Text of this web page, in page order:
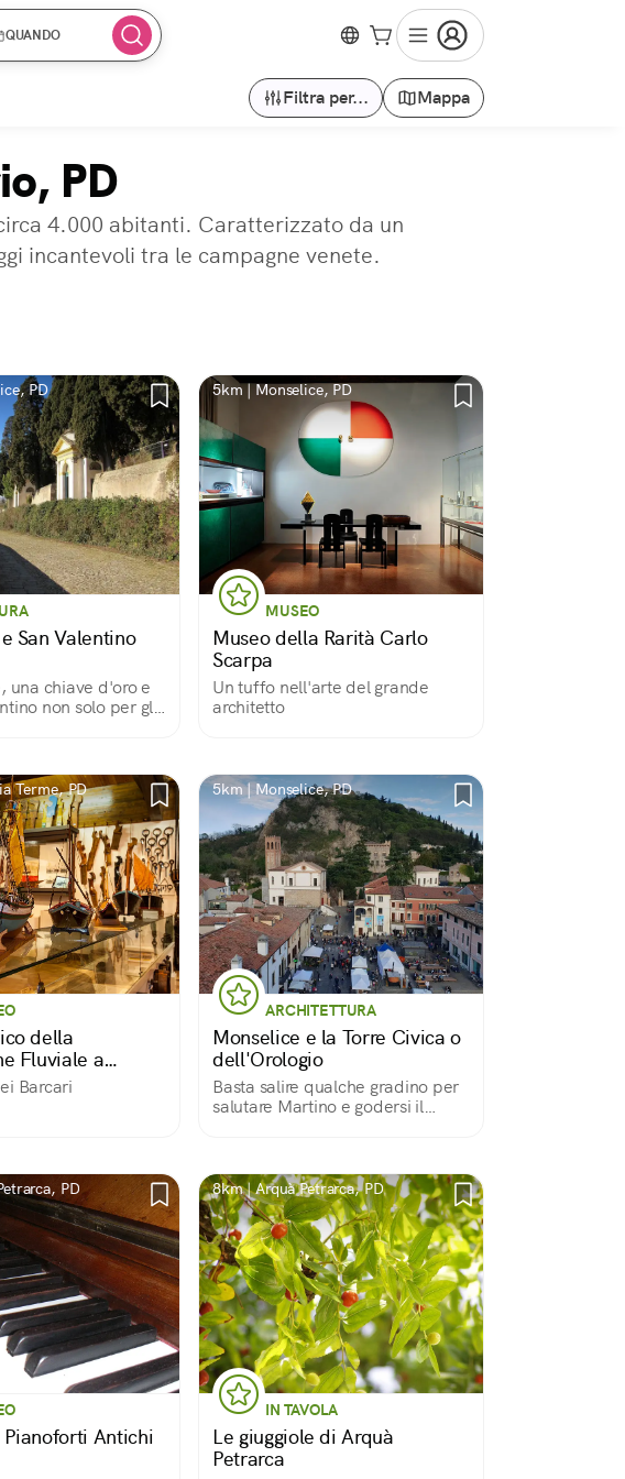
QUANDO
Filtra per... Mappa
PD
4.000 abitanti. Caratterizzato da un
incantevoli tra le campagne venete.
PD
San Valentino
una chiave d'oro e
non solo per gli
5km | Monselice, PD
MUSEO
Museo della Rarità Carlo
Scarpa
Un tuffo nell'arte del grande
architetto
Terme, PD
della
Fluviale a
Barcari
5km | Monselice, PD
ARCHITETTURA
Monselice e la Torre Civica o
dell'Orologio
Basta salire qualche gradino per
salutare Martino e godersi il
PD
Antichi
8km | Arquà Petrarca, PD
IN TAVOLA
Le giuggiole di Arquà
Petrarca